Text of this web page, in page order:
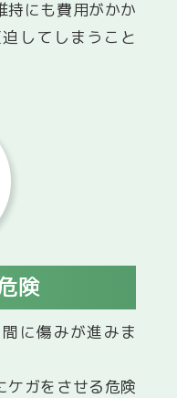
持にも費用がかか
してしまうこと
険
に傷みが進みま
ケガをさせる危険